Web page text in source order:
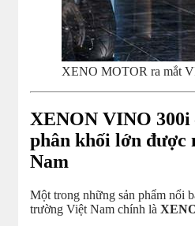
XENO MOTOR ra mắt
XENON VINO 300i
phân khối lớn được
Nam
Một trong những sản phẩm nổi
trường Việt Nam chính là